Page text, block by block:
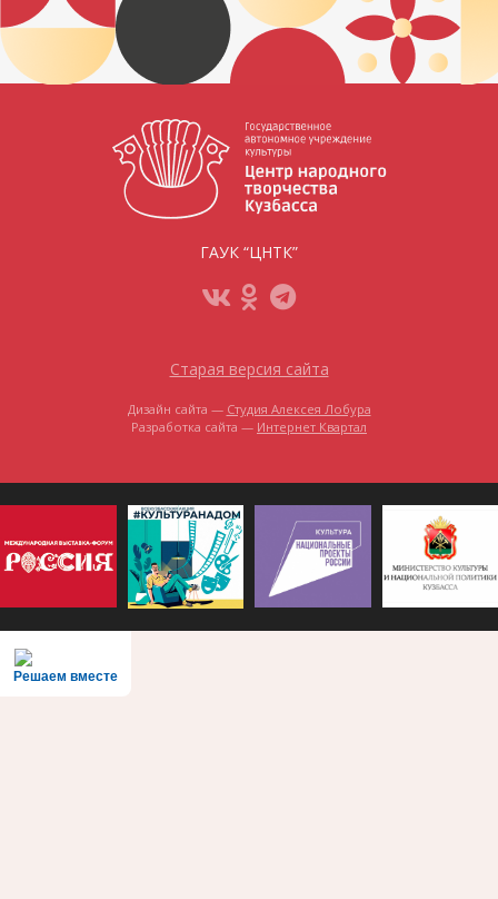
ГАУК “ЦНТК”
Старая версия сайта
Дизайн сайта — Студия Алексея Лобура
Разработка сайта — Интернет Квартал
Решаем вместе